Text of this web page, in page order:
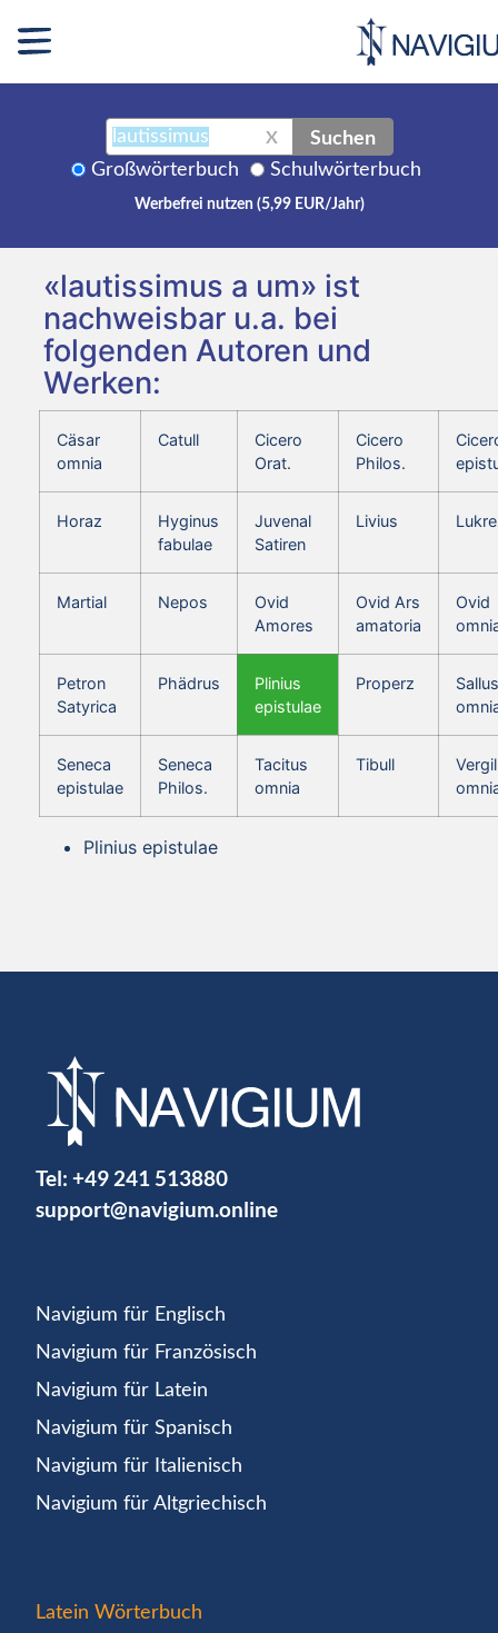
X Suchen
Großwörterbuch Schulwörterbuch
Werbefrei nutzen (5,99 EUR/Jahr)
«lautissimus a um» ist
nachweisbar u.a. bei
folgenden Autoren und
Werken:
Cäsar
omnia
Catull
Cicero
Orat.
Cicero
Philos.
Horaz
Hyginus
fabulae
Juvenal
Satiren
Livius
Martial Nepos
Ovid
Amores
Ovid Ars
amatoria
Ovid
Petron
Satyrica
Phädrus
Plinius
epistulae
Properz
Seneca
epistulae
Seneca
Philos.
Tacitus
omnia
Tibull
Vergil
Plinius epistulae
Tel: +49 241 513880
support@navigium.online
Navigium für Englisch
Navigium für Französisch
Navigium für Latein
Navigium für Spanisch
Navigium für Italienisch
Navigium für Altgriechisch
Latein Wörterbuch